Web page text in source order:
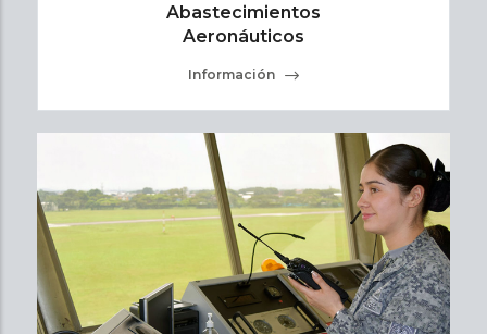
Abastecimientos
Aeronáuticos
Información